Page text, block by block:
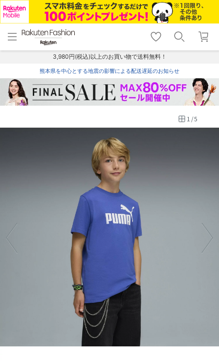
menu home
トップ
shopping_cart lock_outline
ログイン
3,980円(税込)以上のお買い物で送料無料！
熊本県を中心とする地震の影響による配送遅延のお知らせ
1 /5